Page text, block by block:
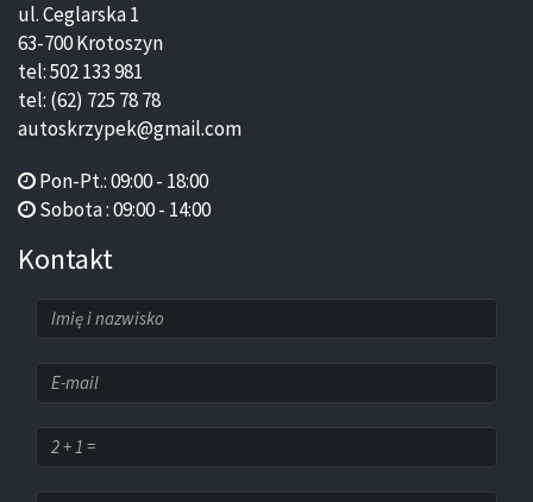
ul. Ceglarska 1
63-700 Krotoszyn
tel: 502 133 981
tel: (62) 725 78 78
autoskrzypek@gmail.com
Pon-Pt.: 09:00 - 18:00
Sobota : 09:00 - 14:00
Kontakt